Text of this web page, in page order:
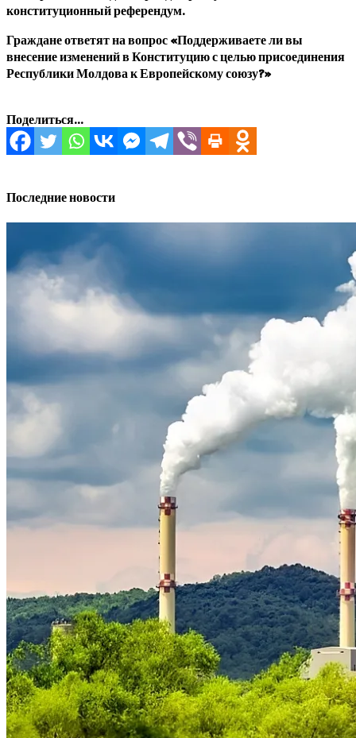
конституционный референдум.
Граждане ответят на вопрос «Поддерживаете ли вы
внесение изменений в Конституцию с целью присоединения
Республики Молдова к Европейскому союзу?»
Поделиться...
Последние новости